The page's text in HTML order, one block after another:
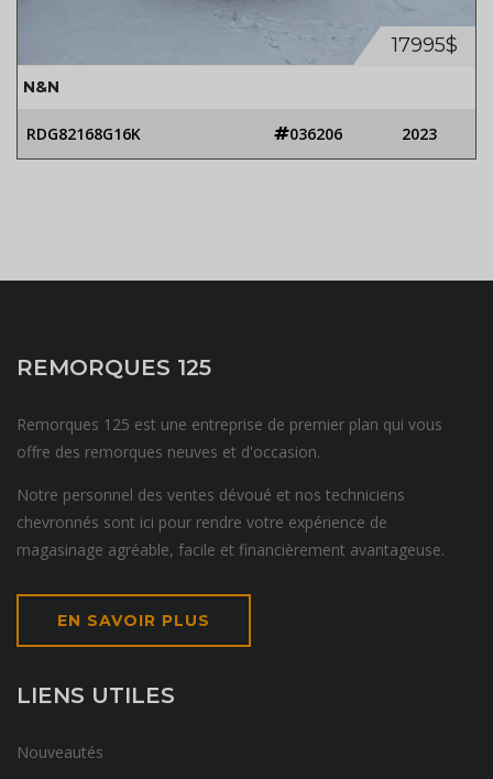
17995$
N&N
RDG82168G16K 036206 2023
REMORQUES 125
Remorques 125 est une entreprise de premier plan qui vous
offre des remorques neuves et d'occasion.
Notre personnel des ventes dévoué et nos techniciens
chevronnés sont ici pour rendre votre expérience de
magasinage agréable, facile et financièrement avantageuse.
EN SAVOIR PLUS
LIENS UTILES
Nouveautés